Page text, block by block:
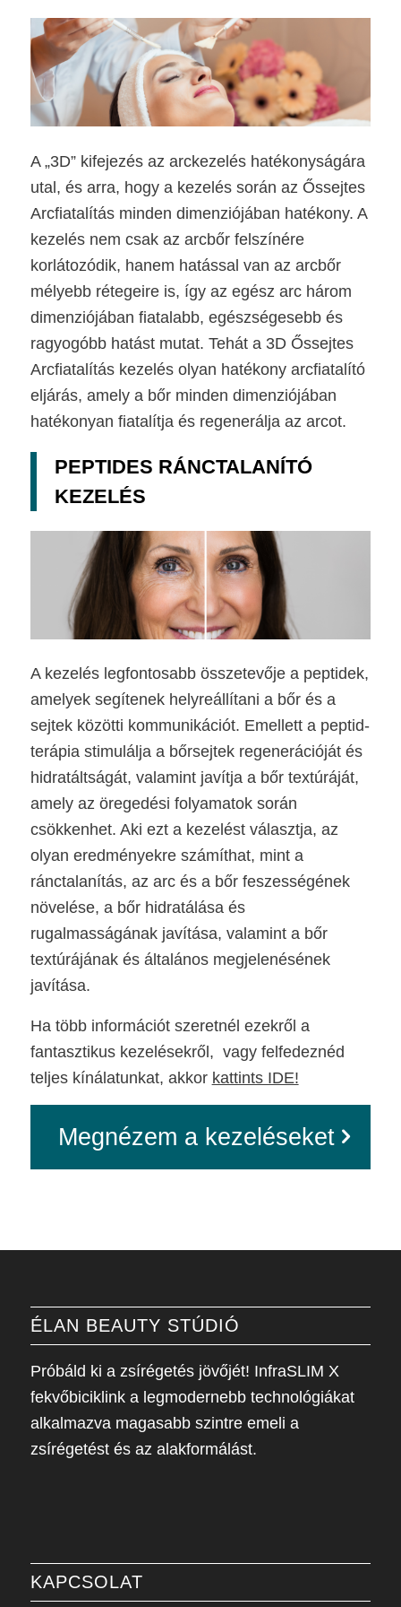
A „3D” kifejezés az arckezelés hatékonyságára
utal, és arra, hogy a kezelés során az Őssejtes
Arcfiatalítás minden dimenziójában hatékony. A
kezelés nem csak az arcbőr felszínére
korlátozódik, hanem hatással van az arcbőr
mélyebb rétegeire is, így az egész arc három
dimenziójában fiatalabb, egészségesebb és
ragyogóbb hatást mutat. Tehát a 3D Őssejtes
Arcfiatalítás kezelés olyan hatékony arcfiatalító
eljárás, amely a bőr minden dimenziójában
hatékonyan fiatalítja és regenerálja az arcot.
PEPTIDES RÁNCTALANÍTÓ
KEZELÉS
A kezelés legfontosabb összetevője a peptidek,
amelyek segítenek helyreállítani a bőr és a
sejtek közötti kommunikációt. Emellett a peptid-
terápia stimulálja a bőrsejtek regenerációját és
hidratáltságát, valamint javítja a bőr textúráját,
amely az öregedési folyamatok során
csökkenhet. Aki ezt a kezelést választja, az
olyan eredményekre számíthat, mint a
ránctalanítás, az arc és a bőr feszességének
növelése, a bőr hidratálása és
rugalmasságának javítása, valamint a bőr
textúrájának és általános megjelenésének
javítása.
Ha több információt szeretnél ezekről a
fantasztikus kezelésekről, vagy felfedeznéd
teljes kínálatunkat, akkor kattints IDE!
Megnézem a kezeléseket
ÉLAN BEAUTY STÚDIÓ
Próbáld ki a zsírégetés jövőjét! InfraSLIM X
fekvőbiciklink a legmodernebb technológiákat
alkalmazva magasabb szintre emeli a
zsírégetést és az alakformálást.
KAPCSOLAT